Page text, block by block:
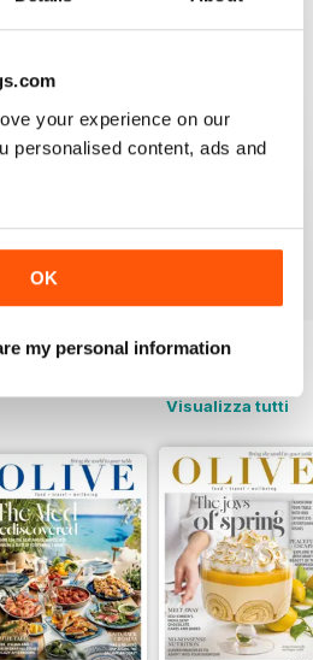
your experience on our
personalised content, ads and
OK
my personal information
for food lovers. Great
Visualizza tutti